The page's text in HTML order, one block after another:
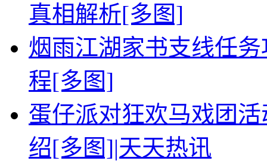
真相解析[多图]
烟雨江湖家书支线任
程[多图]
蛋仔派对狂欢马戏团
绍[多图]|天天热讯